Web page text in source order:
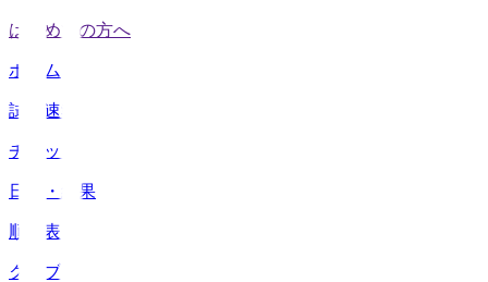
はじめての方へ
ホーム
試合速報
チケット
日程・結果
順位表
クラブ